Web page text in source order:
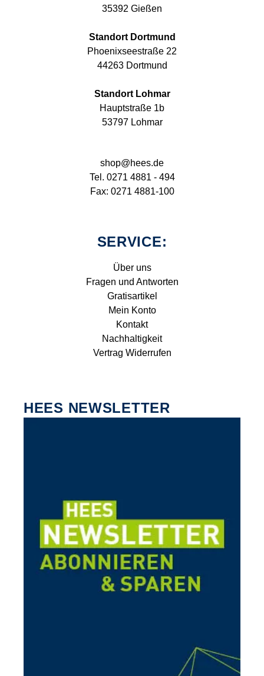
35392 Gießen
Standort Dortmund
Phoenixseestraße 22
44263 Dortmund
Standort Lohmar
Hauptstraße 1b
53797 Lohmar
shop@hees.de
Tel. 0271 4881 - 494
Fax: 0271 4881-100
SERVICE:
Über uns
Fragen und Antworten
Gratisartikel
Mein Konto
Kontakt
Nachhaltigkeit
Vertrag Widerrufen
HEES NEWSLETTER